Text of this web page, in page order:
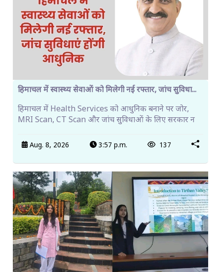
हिमाचल में स्वास्थ्य सेवाओं को मिलेगी नई रफ्तार, जांच सुविधा...
हिमाचल में Health Services को आधुनिक बनाने पर जोर,
MRI Scan, CT Scan और जांच सुविधाओं के लिए सरकार न
Aug. 8, 2026 3:57 p.m. 137